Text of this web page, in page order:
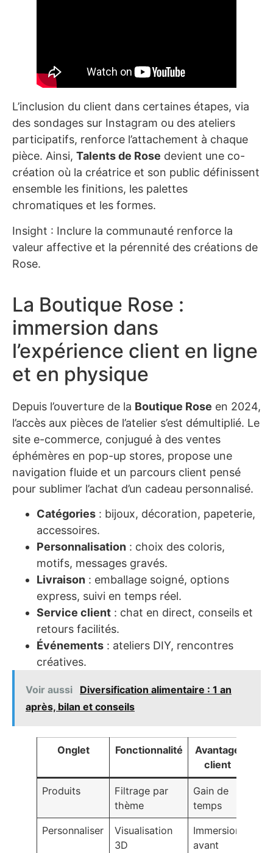
L’inclusion du client dans certaines étapes, via
des sondages sur Instagram ou des ateliers
participatifs, renforce l’attachement à chaque
pièce. Ainsi, Talents de Rose devient une co-
création où la créatrice et son public définissent
ensemble les finitions, les palettes
chromatiques et les formes.
Insight : Inclure la communauté renforce la
valeur affective et la pérennité des créations de
Rose.
La Boutique Rose :
immersion dans
l’expérience client en ligne
et en physique
Depuis l’ouverture de la Boutique Rose en 2024,
l’accès aux pièces de l’atelier s’est démultiplié. Le
site e-commerce, conjugué à des ventes
éphémères en pop-up stores, propose une
navigation fluide et un parcours client pensé
pour sublimer l’achat d’un cadeau personnalisé.
Catégories : bijoux, décoration, papeterie,
accessoires.
Personnalisation : choix des coloris,
motifs, messages gravés.
Livraison : emballage soigné, options
express, suivi en temps réel.
Service client : chat en direct, conseils et
retours facilités.
Événements : ateliers DIY, rencontres
créatives.
Voir aussi
Diversification alimentaire : 1 an
après, bilan et conseils
Onglet Fonctionnalité
Avantage
client
Produits
Filtrage par
thème
Gain de
temps
Personnaliser
Visualisation
3D
Immersion
avant